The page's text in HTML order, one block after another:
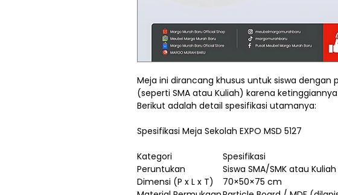
Meja ini dirancang khusus untuk siswa dengan
(seperti SMA atau Kuliah) karena
Berikut adalah detail spesifikasi utamanya:
Spesifikasi Meja Sekolah EXPO MSD 5127
Kategori
Spesifikasi
Peruntukan
Siswa SMA/SMK atau
Dimensi (P x L x T)
70×50×75 cm